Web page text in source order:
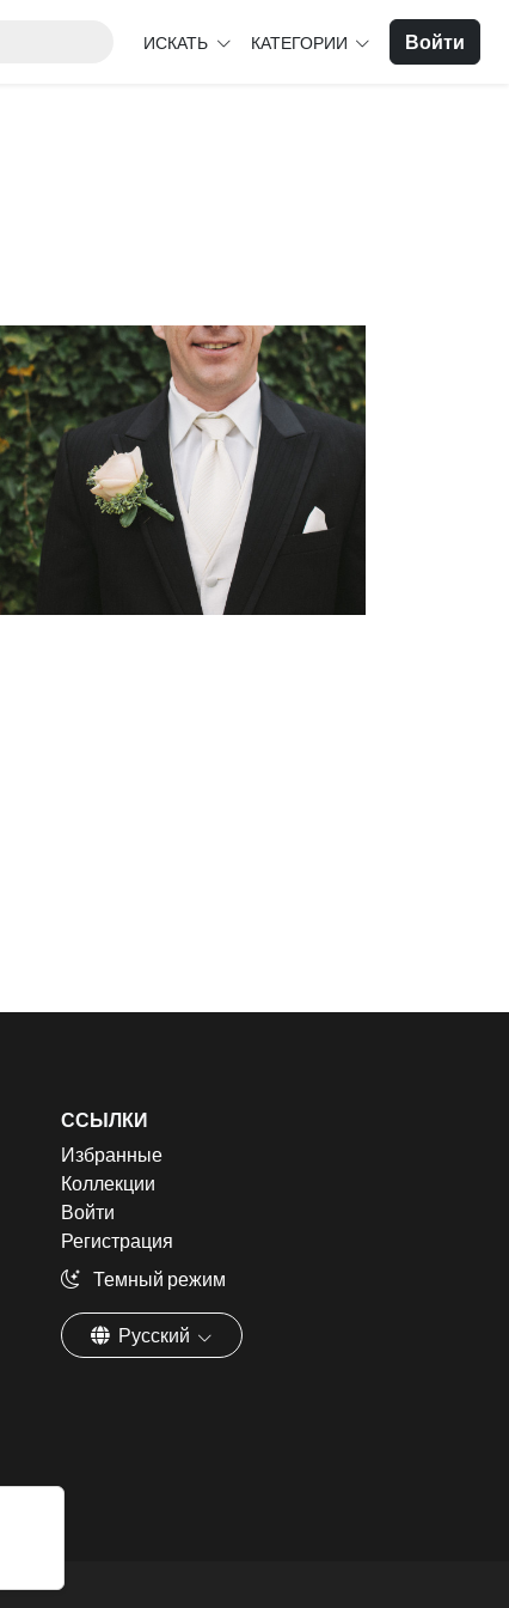
ИСКАТЬ КАТЕГОРИИ Войти
ССЫЛКИ
Избранные
Коллекции
Войти
Регистрация
Темный режим
Русский